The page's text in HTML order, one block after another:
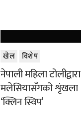
खेल विशेष
नेपाली महिला टोलीद्वारा
मलेसियासँगको शृंखला
‘क्लिन स्विप’